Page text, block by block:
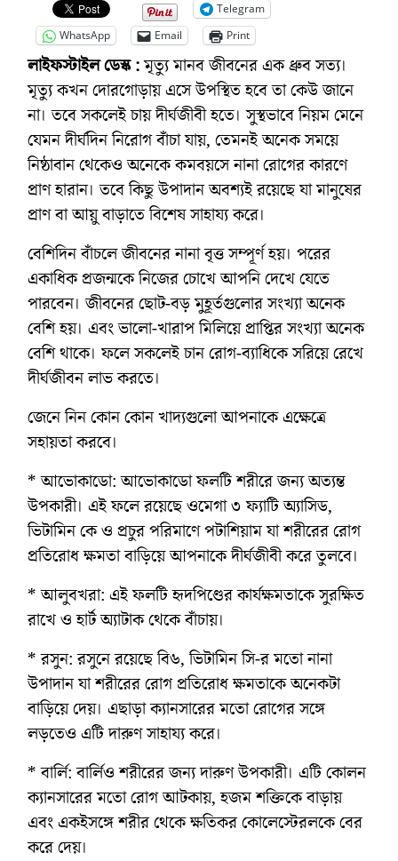
Telegram
WhatsApp
Email Print
লাইফস্টাইল ডেস্ক :মৃত্যু মানব জীবনের এক ধ্রুব সত্য।
মৃত্যু কখন দোরগোড়ায় এসে উপস্থিত হবে তা কেউ জানে
না। তবে সকলেই চায় দীর্ঘজীবী হতে। সুস্থভাবে নিয়ম মেনে
যেমন দীর্ঘদিন নিরোগ বাঁচা যায়, তেমনই অনেক সময়ে
নিষ্ঠাবান থেকেও অনেকে কমবয়সে নানা রোগের কারণে
প্রাণ হারান। তবে কিছু উপাদান অবশ্যই রয়েছে যা মানুষের
প্রাণ বা আয়ু বাড়াতে বিশেষ সাহায্য করে।
বেশিদিন বাঁচলে জীবনের নানা বৃত্ত সম্পূর্ণ হয়। পরের
একাধিক প্রজন্মকে নিজের চোখে আপনি দেখে যেতে
পারবেন। জীবনের ছোট-বড় মুহূর্তগুলোর সংখ্যা অনেক
বেশি হয়। এবং ভালো-খারাপ মিলিয়ে প্রাপ্তির সংখ্যা অনেক
বেশি থাকে। ফলে সকলেই চান রোগ-ব্যাধিকে সরিয়ে রেখে
দীর্ঘজীবন লাভ করতে।
জেনে নিন কোন কোন খাদ্যগুলো আপনাকে এক্ষেত্রে
সহায়তা করবে।
* আভোকাডো: আভোকাডো ফলটি শরীরে জন্য অত্যন্ত
উপকারী। এই ফলে রয়েছে ওমেগা ৩ ফ্যাটি অ্যাসিড,
ভিটামিন কে ও প্রচুর পরিমাণে পটাশিয়াম যা শরীরের রোগ
প্রতিরোধ ক্ষমতা বাড়িয়ে আপনাকে দীর্ঘজীবী করে তুলবে।
* আলুবখরা: এই ফলটি হৃদপিণ্ডের কার্যক্ষমতাকে সুরক্ষিত
রাখে ও হার্ট অ্যাটাক থেকে বাঁচায়।
* রসুন: রসুনে রয়েছে বি৬, ভিটামিন সি-র মতো নানা
উপাদান যা শরীরের রোগ প্রতিরোধ ক্ষমতাকে অনেকটা
বাড়িয়ে দেয়। এছাড়া ক্যানসারের মতো রোগের সঙ্গে
লড়তেও এটি দারুণ সাহায্য করে।
* বার্লি: বার্লিও শরীরের জন্য দারুণ উপকারী। এটি কোলন
ক্যানসারের মতো রোগ আটকায়, হজম শক্তিকে বাড়ায়
এবং একইসঙ্গে শরীর থেকে ক্ষতিকর কোলেস্টেরলকে বের
করে দেয়।